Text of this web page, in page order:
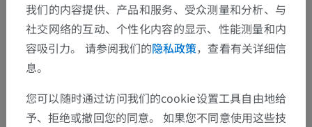
检举错误
下载APP
我们的内容提供、产品和服务、受众测量和分析、与
社交网络的互动、个性化内容的显示、性能测量和内
容吸引力。 请参阅我们的隐私政策，查看有关详细信
息。
您可以随时通过访问我们的cookie设置工具自由地给
予、拒绝或撤回您的同意。 如果您不同意使用这些技